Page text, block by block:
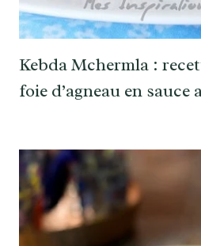
Kebda Mchermla :
foie d’agneau en sauce